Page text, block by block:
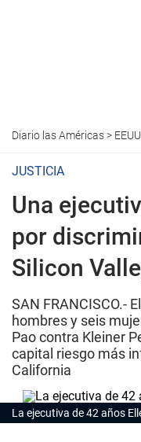
Diario las Américas> EEUU
JUSTICIA
Una
por
Silicon
SAN FRANCISCO.-
hombres y seis
Pao contra Kleiner
capital riesgo más
California
La ejecutiva de 42 años